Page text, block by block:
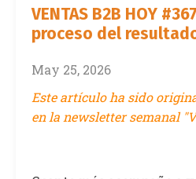
VENTAS B2B HOY
proceso del
May 25, 2026
Este artículo ha sido
en la newsletter semanal